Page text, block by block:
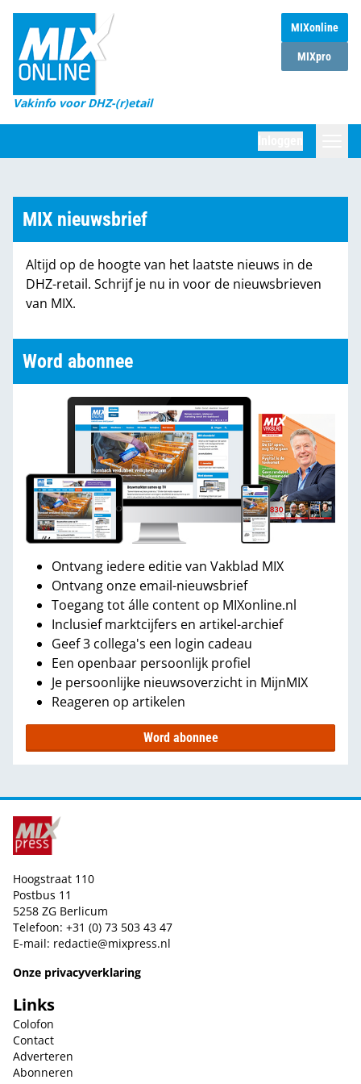
MIXonline
MIXpro
Vakinfo voor DHZ-(r)etail
Home
Magazines
DHZ Sessie
Marktcijfers
Partners
MIX nieuwsbrief
Altijd op de hoogte van het laatste nieuws in de
DHZ-retail. Schrijf je nu in voor de nieuwsbrieven
van MIX.
Word abonnee
Ontvang iedere editie van Vakblad MIX
Ontvang onze email-nieuwsbrief
Toegang tot álle content op MIXonline.nl
Inclusief marktcijfers en artikel-archief
Geef 3 collega's een login cadeau
Een openbaar persoonlijk profiel
Je persoonlijke nieuwsoverzicht in MijnMIX
Reageren op artikelen
Word abonnee
Hoogstraat 110
Postbus 11
5258 ZG Berlicum
Telefoon: +31 (0) 73 503 43 47
E-mail: redactie@mixpress.nl
Onze privacyverklaring
Links
Colofon
Contact
Adverteren
Abonneren